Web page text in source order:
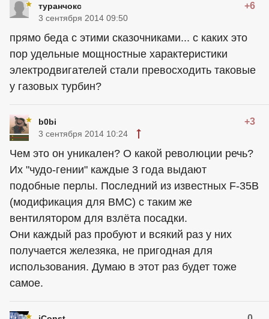
туранчокс +6
3 сентября 2014 09:50
прямо беда с этими сказочниками... с каких это
пор удельные мощностные характеристики
электродвигателей стали превосходить таковые
у газовых турбин?
b0bi +3
3 сентября 2014 10:24
Чем это он уникален? О какой революции речь?
Их "чудо-гении" каждые 3 года выдают
подобные перлы. Последний из известных F-35B
(модификация для ВМС) с таким же
вентилятором для взлёта посадки.
Они каждый раз пробуют и всякий раз у них
получается железяка, не пригодная для
использования. Думаю в этот раз будет тоже
самое.